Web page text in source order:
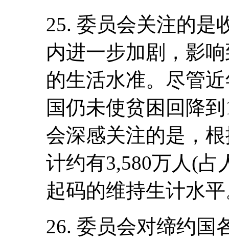
25. 委员会关注的是
内进一步加剧，影
的生活水准。尽管
国仍未使贫困回降
会深感关注的是，
计约有3,580万人(占
起码的维持生计水
26. 委员会对缔约国